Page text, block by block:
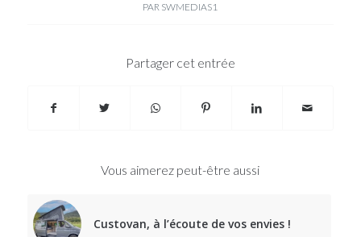
PAR SWMEDIAS1
Partager cet entrée
Vous aimerez peut-être aussi
Custovan, à l’écoute de vos envies !